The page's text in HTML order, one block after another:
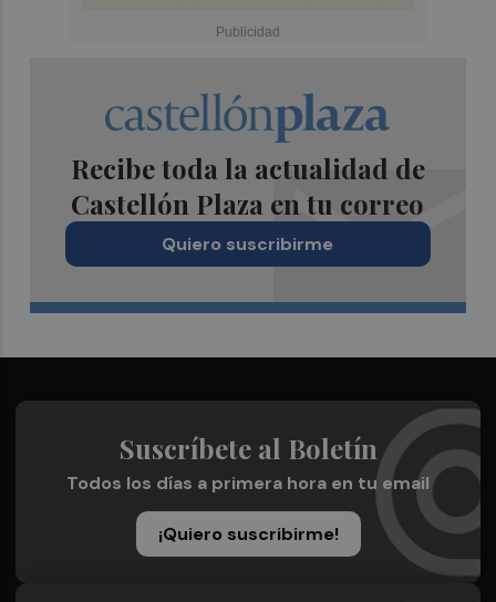
Recibe toda la actualidad de
Castellón Plaza en tu correo
Quiero suscribirme
Suscríbete al Boletín
Todos los días a primera hora en tu email
¡Quiero suscribirme!